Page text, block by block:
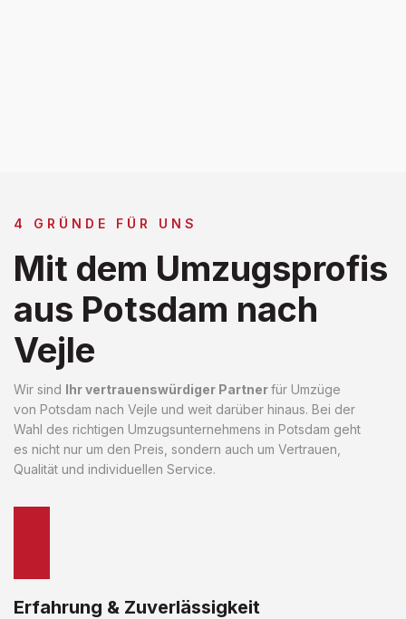
4 GRÜNDE FÜR UNS
Mit dem Umzugsprofis
aus Potsdam nach
Vejle
Wir sind Ihr vertrauenswürdiger Partnerfür Umzüge
von Potsdam nach Vejle und weit darüber hinaus. Bei der
Wahl des richtigen Umzugsunternehmens in Potsdam geht
es nicht nur um den Preis, sondern auch um Vertrauen,
Qualität und individuellen Service.
Erfahrung & Zuverlässigkeit